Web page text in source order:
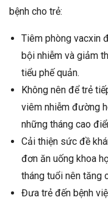
bệnh cho trẻ:
Tiêm phòng vacxin
bội nhiễm và giảm
tiểu phế quản.
Không nên để trẻ
viêm nhiễm đường
những tháng cao
Cải thiện sức đề
đơn ăn uống khoa
tháng tuổi nên tăng
Đưa trẻ đến bệnh